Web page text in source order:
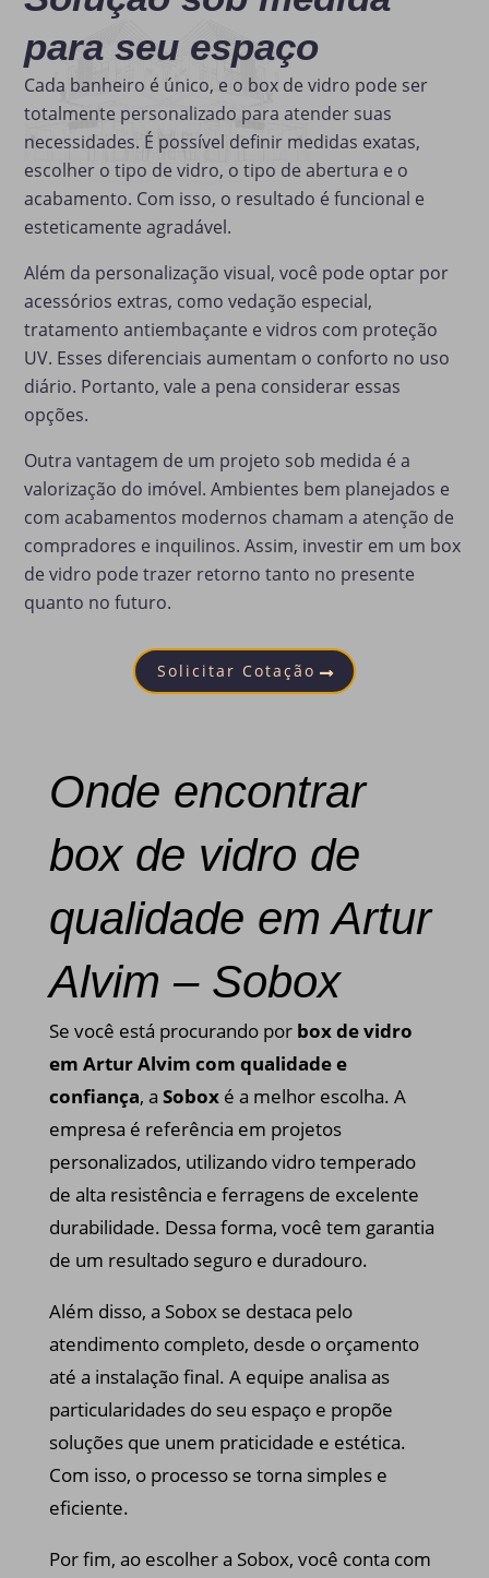
para seu espaço
Cada banheiro é único, e o box de vidro pode ser
totalmente personalizado para atender suas
necessidades. É possível definir medidas exatas,
escolher o tipo de vidro, o tipo de abertura e o
acabamento. Com isso, o resultado é funcional e
esteticamente agradável.
Além da personalização visual, você pode optar por
acessórios extras, como vedação especial,
tratamento antiembaçante e vidros com proteção
UV. Esses diferenciais aumentam o conforto no uso
diário. Portanto, vale a pena considerar essas
opções.
Outra vantagem de um projeto sob medida é a
valorização do imóvel. Ambientes bem planejados e
com acabamentos modernos chamam a atenção de
compradores e inquilinos. Assim, investir em um box
de vidro pode trazer retorno tanto no presente
quanto no futuro.
Solicitar Cotação
Onde encontrar
box de vidro de
qualidade em Artur
Alvim – Sobox
Se você está procurando por box de vidro
em Artur Alvim com qualidade e
confiança, a Soboxé a melhor escolha. A
empresa é referência em projetos
personalizados, utilizando vidro temperado
de alta resistência e ferragens de excelente
durabilidade. Dessa forma, você tem garantia
de um resultado seguro e duradouro.
Além disso, a Sobox se destaca pelo
atendimento completo, desde o orçamento
até a instalação final. A equipe analisa as
particularidades do seu espaço e propõe
soluções que unem praticidade e estética.
Com isso, o processo se torna simples e
eficiente.
Por fim, ao escolher a Sobox, você conta com